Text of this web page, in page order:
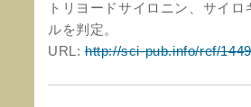
トリヨードサイロニン、サイ
ルを判定。
URL: http://sci-pub.info/ref/